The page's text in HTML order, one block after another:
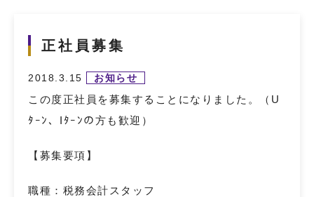
正社員募集
2018.3.15 お知らせ
この度正社員を募集することになりました。（U
ﾀｰﾝ、Iﾀｰﾝの方も歓迎）
【募集要項】
職種：税務会計スタッフ